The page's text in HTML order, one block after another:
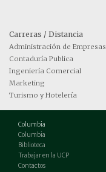
Carreras / Distancia
Administración de Empresas
Contaduría Publica
Ingeniería Comercial
Marketing
Turismo y Hotelería
Columbia
Columbia
Biblioteca
Trabajar en la UCP
Contactos